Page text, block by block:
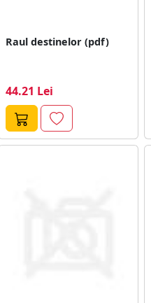
Raul destinelor (pdf)
44.21 Lei